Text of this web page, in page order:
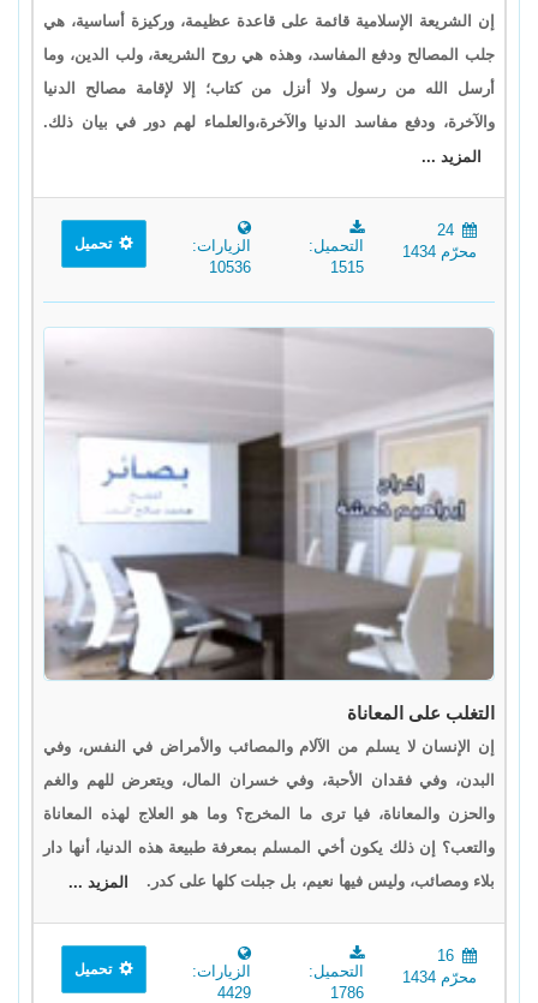
إن الشريعة الإسلامية قائمة على قاعدة عظيمة، وركيزة أساسية، هي
جلب المصالح ودفع المفاسد، وهذه هي روح الشريعة، ولب الدين، وما
أرسل الله من رسول ولا أنزل من كتاب؛ إلا لإقامة مصالح الدنيا
والآخرة، ودفع مفاسد الدنيا والآخرة،والعلماء لهم دور في بيان ذلك.
المزيد ...
24
محرّم 1434
التحميل:
1515
الزيارات:
10536
تحميل
التغلب على المعاناة
إن الإنسان لا يسلم من الآلام والمصائب والأمراض في النفس، وفي
البدن، وفي فقدان الأحبة، وفي خسران المال، ويتعرض للهم والغم
والحزن والمعاناة، فيا ترى ما المخرج؟ وما هو العلاج لهذه المعاناة
والتعب؟ إن ذلك يكون أخي المسلم بمعرفة طبيعة هذه الدنيا، أنها دار
بلاء ومصائب، وليس فيها نعيم، بل جبلت كلها على كدر.
المزيد ...
16
محرّم 1434
التحميل:
1786
الزيارات:
4429
تحميل